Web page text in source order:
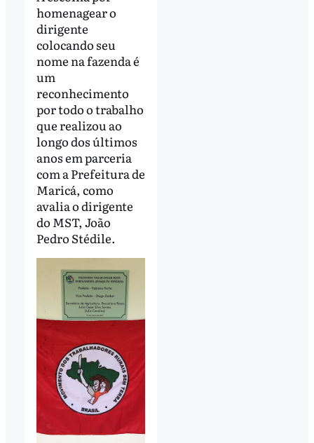
homenagear o
dirigente
colocando seu
nome na fazenda é
um
reconhecimento
por todo o trabalho
que realizou ao
longo dos últimos
anos em parceria
com a Prefeitura de
Maricá, como
avalia o dirigente
do MST, João
Pedro Stédile.